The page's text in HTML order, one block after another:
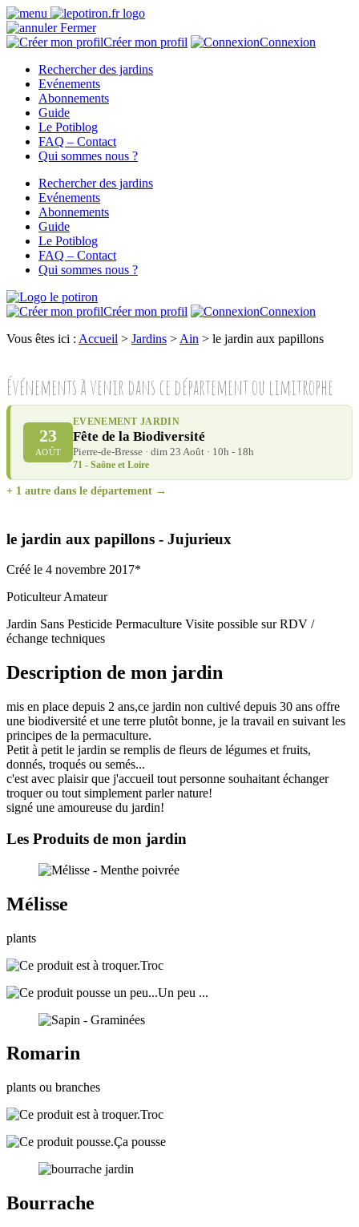
Fermer
Créer mon profil
Connexion
Rechercher des jardins
Evénements
Abonnements
Guide
Le Potiblog
FAQ – Contact
Qui sommes nous ?
Rechercher des jardins
Evénements
Abonnements
Guide
Le Potiblog
FAQ – Contact
Qui sommes nous ?
Créer mon profil
Connexion
Vous êtes ici : Accueil > Jardins > Ain > le jardin aux papillons
le jardin aux papillons - Jujurieux
Événements à venir dans ce département ou limitrophe
23
AOÛT
EVENEMENT JARDIN
Fête de la Biodiversité
Pierre-de-Bresse · dim 23 Août · 10h - 18h
71 - Saône et Loire
+ 1 autre dans le département →
Créé le 4 novembre 2017*
Poticulteur Amateur
Jardin Sans Pesticide Permaculture Visite possible sur RDV /
échange techniques
Description de mon jardin
mis en place depuis 2 ans,ce jardin non cultivé depuis 30 ans offre
une biodiversité et une terre plutôt bonne, je la travail en suivant les
principes de la permaculture.
Petit à petit le jardin se remplis de fleurs de légumes et fruits,
donnés, troqués ou semés...
c'est avec plaisir que j'accueil tout personne souhaitant échanger
troquer ou tout simplement parler nature!
signé une amoureuse du jardin!
Les Produits de mon jardin
Mélisse
plants
Troc
Un peu ...
Romarin
plants ou branches
Troc
Ça pousse
Bourrache